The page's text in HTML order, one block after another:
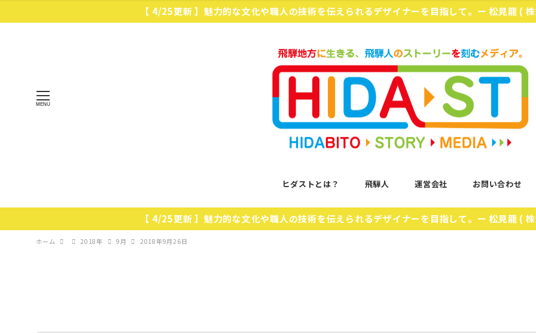
【 4/25更新 】魅力的な文化や職人の技術を伝えられるデザイナーを目指して。ー 松見龍 (
MENU
ヒダストとは？ 飛騨人 運営会社 お問い合わせ
【 4/25更新 】魅力的な文化や職人の技術を伝えられるデザイナーを目指して。ー 松見龍 (
ホーム 2018年 9月 2018年9月26日